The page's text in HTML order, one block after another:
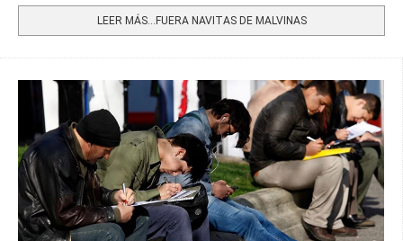
LEER MÁS…FUERA NAVITAS DE MALVINAS